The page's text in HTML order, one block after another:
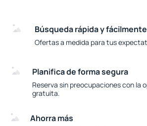
Búsqueda rápida y fácilmente
Ofertas a medida para tus
Planifica de forma segura
Reserva sin preocupaciones con la
gratuita.
Ahorra más